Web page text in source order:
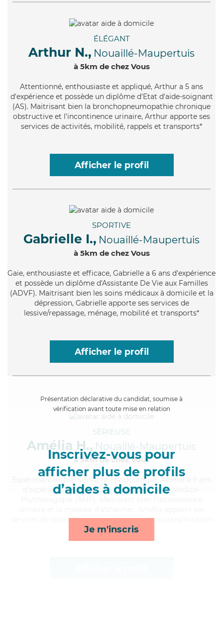
ÉLÉGANT
Arthur N., Nouaillé-Maupertuis
à 5km de chez Vous
Attentionné, enthousiaste et appliqué, Arthur a 5 ans
d'expérience et possède un diplôme d'Etat d'aide-soignant
(AS). Maitrisant bien la bronchopneumopathie chronique
obstructive et l'incontinence urinaire, Arthur apporte ses
services de activités, mobilité, rappels et transports*
Afficher le profil
SPORTIVE
Gabrielle I., Nouaillé-Maupertuis
à 5km de chez Vous
Gaie, enthousiaste et efficace, Gabrielle a 6 ans d'expérience
et possède un diplôme d'Assistante De Vie aux Familles
(ADVF). Maitrisant bien les soins médicaux à domicile et la
dépression, Gabrielle apporte ses services de
lessive/repassage, ménage, mobilité et transports*
Afficher le profil
Présentation déclarative du candidat, soumise à
vérification avant toute mise en relation
Inscrivez-vous pour
afficher plus de profils
d’aides à domicile
Je m'inscris
SÉRIEUSE
Amélia H., Nouaillé-Maupertuis
à 5km de chez Vous
, bienveillante et rigoureuse, Amélia a 9 ans
d'expérience et possède un diplôme d'Aide Médico-
services de lessive/repassage, transports, courses/livraison
et activités*